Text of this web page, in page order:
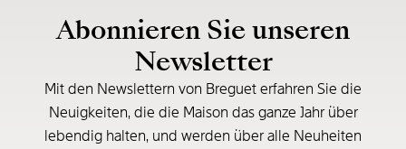
Abonnieren Sie unseren
Newsletter
Mit den Newslettern von Breguet erfahren Sie die
Neuigkeiten, die die Maison das ganze Jahr über
lebendig halten, und werden über alle Neuheiten